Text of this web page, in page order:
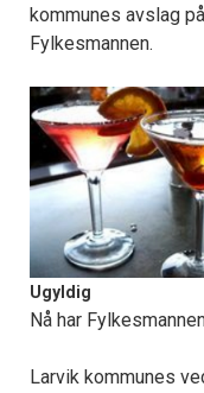
kommunes avslag
Fylkesmannen.
Ugyldig
Nå har
Larvik kommunes